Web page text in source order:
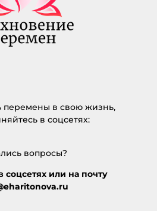
перемены в свою жизнь,
в соцсетях:
вопросы?
или на почту